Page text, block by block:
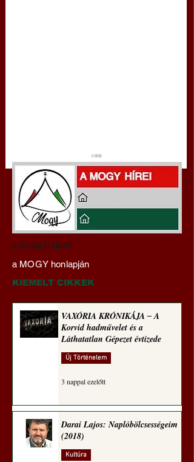
Gyimóthy Gábor
nyelvművelő gúnyvers-
sorozata (1773)
a Szilaj Csikón
a MOGY honlapján
KIEMELT CIKKEK
VAXÓRIA KRÓNIKÁJA ‒ A
Korvid hadművelet és a
Láthatatlan Gépezet évtizede
Új Történelem
3 nappal ezelőtt
Darai Lajos: Naplóbölcsességeim
(2018)
Kultúra